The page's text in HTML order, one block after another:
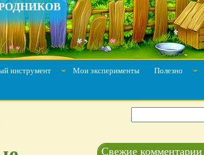
инструмент ˇ Мои эксперименты Полезно ˇ
Свежие комментарии